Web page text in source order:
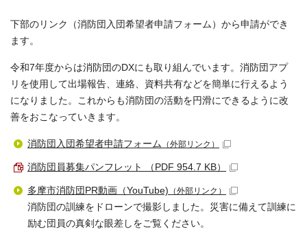
下部のリンク（消防団入団希望者申請フォーム）から申請ができ
ます。
令和7年度からは消防団のDXにも取り組んでいます。消防団アプ
リを使用して出場報告、連絡、資料共有などを簡単に行えるよう
になりました。これからも消防団の活動を円滑にできるように改
善をおこなっていきます。
消防団入団希望者申請フォーム （外部リンク）
消防団員募集パンフレット （PDF 954.7 KB）
多摩市消防団PR動画（YouTube) （外部リンク）
消防団の訓練をドローンで撮影しました。災害に備えて訓練に
励む団員の真剣な眼差しをご覧ください。